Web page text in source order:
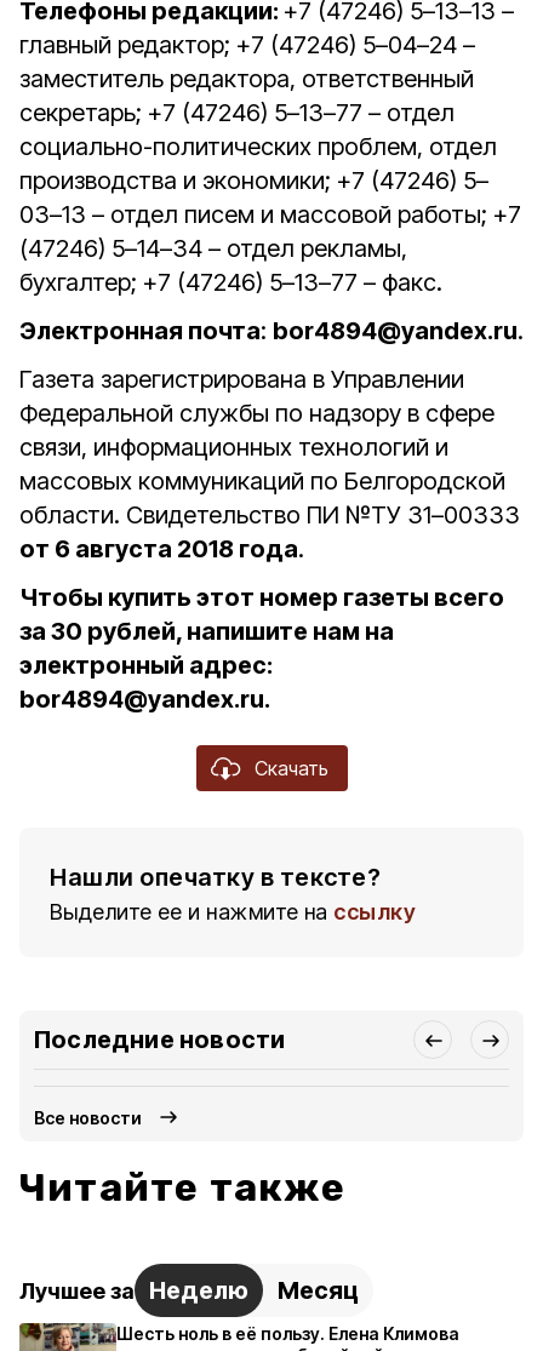
Телефоны редакции: +7 (47246) 5–13–13 –
главный редактор; +7 (47246) 5–04–24 –
заместитель редактора, ответственный
секретарь; +7 (47246) 5–13–77 – отдел
социально-политических проблем, отдел
производства и экономики; +7 (47246) 5–
03–13 – отдел писем и массовой работы; +7
(47246) 5–14–34 – отдел рекламы,
бухгалтер; +7 (47246) 5–13–77 – факс.
Электронная почта: bor4894@yandex.ru.
Газета зарегистрирована в Управлении
Федеральной службы по надзору в сфере
связи, информационных технологий и
массовых коммуникаций по Белгородской
области. Свидетельство ПИ №ТУ 31–00333
от 6 августа 2018 года.
Чтобы купить этот номер газеты всего
за 30 рублей, напишите нам на
электронный адрес:
bor4894@yandex.ru.
Скачать
Нашли опечатку в тексте?
Выделите ее и нажмите на ссылку
Последние новости
Все новости
Читайте также
Лучшее за Неделю Месяц
Шесть ноль в её пользу. Елена Климова